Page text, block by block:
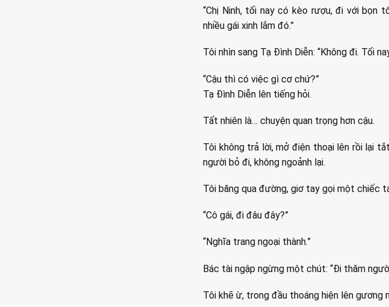
“Chị Ninh, tối nay có kèo rượu, đi với bọn
nhiều gái xinh lắm đó.”
Tôi nhìn sang Tạ Đình Diễn: “Không đi. Tối
“Cậu thì có việc gì cơ chứ?”
Tạ Đình Diễn lên tiếng hỏi.
Tất nhiên là… chuyện quan trọng hơn cậu.
Tôi không trả lời, mở điện thoại lên rồi lại
người bỏ đi, không ngoảnh lại.
Tôi băng qua đường, giơ tay gọi một chiếc
“Cô gái, đi đâu đây?”
“Nghĩa trang ngoại thành.”
Bác tài ngập ngừng một chút: “Đi thăm
Tôi khẽ ừ, trong đầu thoáng hiện lên gương